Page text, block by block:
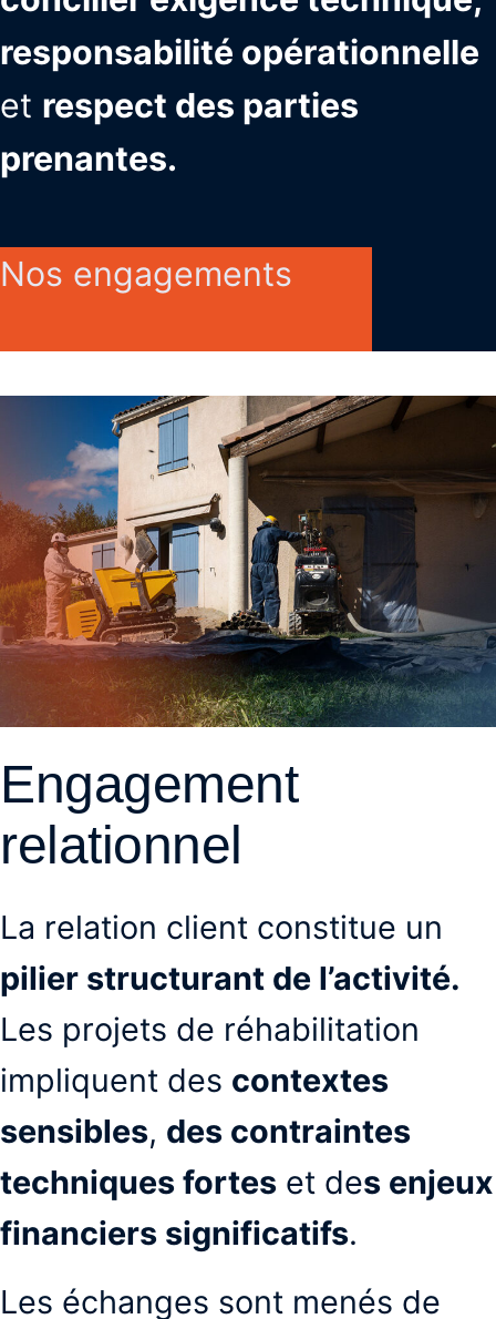
responsabilité opérationnelle
et respect des parties
prenantes.
Nos engagements
Engagement
relationnel
La relation client constitue un
pilier structurant de l’activité.
Les projets de réhabilitation
impliquent des contextes
sensibles, des contraintes
techniques fortes et des enjeux
financiers significatifs.
Les échanges sont menés de